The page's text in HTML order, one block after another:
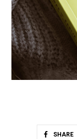
SHARE